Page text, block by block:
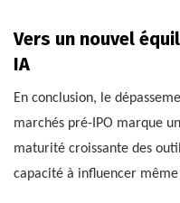
Vers un nouvel
IA
En conclusion, le
marchés pré-IPO marque
maturité croissante des
capacité à influencer même